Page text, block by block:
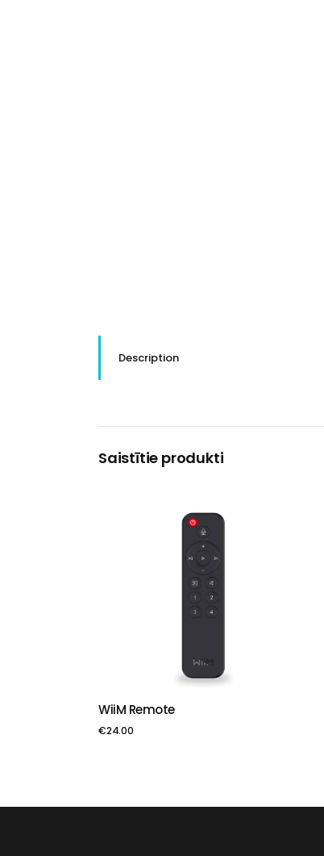
Description
Saistītie produkti
PIEVIENOT GROZAM
WiiM Remote
€24.00